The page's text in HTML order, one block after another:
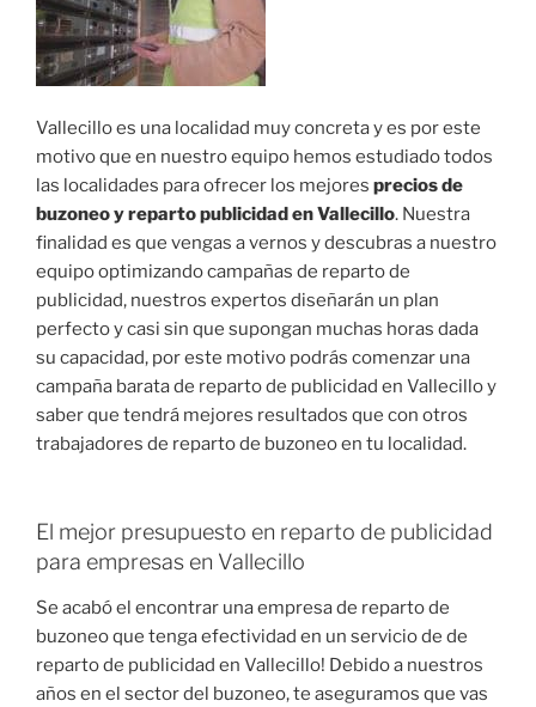
Vallecillo es una localidad muy concreta y es por este
motivo que en nuestro equipo hemos estudiado todos
las localidades para ofrecer los mejores precios de
buzoneo y reparto publicidad en Vallecillo. Nuestra
finalidad es que vengas a vernos y descubras a nuestro
equipo optimizando campañas de reparto de
publicidad, nuestros expertos diseñarán un plan
perfecto y casi sin que supongan muchas horas dada
su capacidad, por este motivo podrás comenzar una
campaña barata de reparto de publicidad en Vallecillo y
saber que tendrá mejores resultados que con otros
trabajadores de reparto de buzoneo en tu localidad.
El mejor presupuesto en reparto de publicidad
para empresas en Vallecillo
Se acabó el encontrar una empresa de reparto de
buzoneo que tenga efectividad en un servicio de de
reparto de publicidad en Vallecillo! Debido a nuestros
años en el sector del buzoneo, te aseguramos que vas